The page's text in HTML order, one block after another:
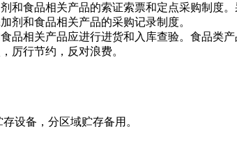
和食品相关产品的索证索票和定点采购制度
剂和食品相关产品的采购记录制度。
品相关产品应进行进货和入库查验。食品类
厉行节约，反对浪费。
设备，分区域贮存备用。